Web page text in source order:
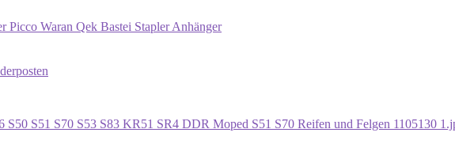
Picco Waran Qek Bastei Stapler Anhänger